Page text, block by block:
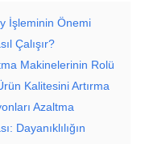
İşleminin Önemi
Çalışır?
Makinelerinin Rolü
Kalitesini Artırma
Azaltma
Dayanıklılığın